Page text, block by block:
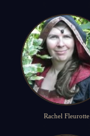
Rachel Fleurotte